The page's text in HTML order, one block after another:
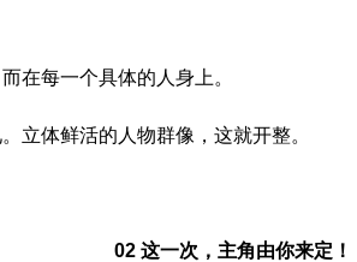
在每一个具体的人身上。
立体鲜活的人物群像，这就开整。
02 这一次，主角由你来定！